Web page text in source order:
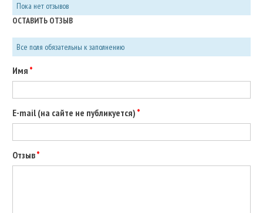
Пока нет отзывов
ОСТАВИТЬ ОТЗЫВ
Все поля обязательны к заполнению
Имя
E-mail (на сайте не публикуется)
Отзыв